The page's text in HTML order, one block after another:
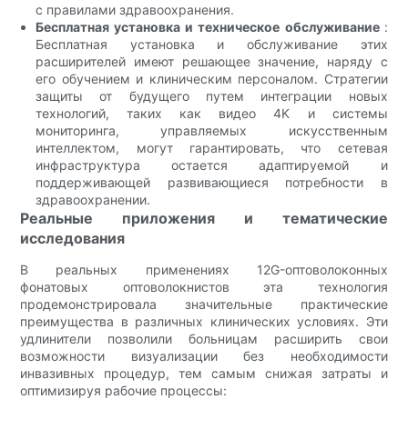
с правилами здравоохранения.
Бесплатная установка и техническое обслуживание :
Бесплатная установка и обслуживание этих
расширителей имеют решающее значение, наряду с
его обучением и клиническим персоналом. Стратегии
защиты от будущего путем интеграции новых
технологий, таких как видео 4K и системы
мониторинга, управляемых искусственным
интеллектом, могут гарантировать, что сетевая
инфраструктура остается адаптируемой и
поддерживающей развивающиеся потребности в
здравоохранении.
Реальные приложения и тематические
исследования
В реальных применениях 12G-оптоволоконных
фонатовых оптоволокнистов эта технология
продемонстрировала значительные практические
преимущества в различных клинических условиях. Эти
удлинители позволили больницам расширить свои
возможности визуализации без необходимости
инвазивных процедур, тем самым снижая затраты и
оптимизируя рабочие процессы: